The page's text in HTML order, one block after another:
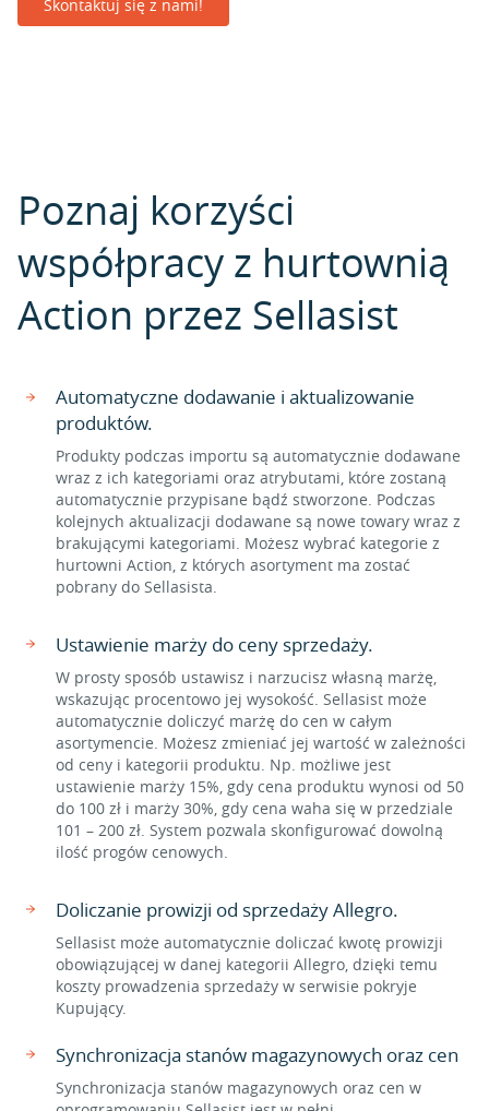
Skontaktuj się z nami!
Poznaj korzyści
współpracy z hurtownią
Action przez Sellasist
Automatyczne dodawanie i aktualizowanie
produktów.
Produkty podczas importu są automatycznie dodawane
wraz z ich kategoriami oraz atrybutami, które zostaną
automatycznie przypisane bądź stworzone. Podczas
kolejnych aktualizacji dodawane są nowe towary wraz z
brakującymi kategoriami. Możesz wybrać kategorie z
hurtowni Action, z których asortyment ma zostać
pobrany do Sellasista.
Ustawienie marży do ceny sprzedaży.
W prosty sposób ustawisz i narzucisz własną marżę,
wskazując procentowo jej wysokość. Sellasist może
automatycznie doliczyć marżę do cen w całym
asortymencie. Możesz zmieniać jej wartość w zależności
od ceny i kategorii produktu. Np. możliwe jest
ustawienie marży 15%, gdy cena produktu wynosi od 50
do 100 zł i marży 30%, gdy cena waha się w przedziale
101 – 200 zł. System pozwala skonfigurować dowolną
ilość progów cenowych.
Doliczanie prowizji od sprzedaży Allegro.
Sellasist może automatycznie doliczać kwotę prowizji
obowiązującej w danej kategorii Allegro, dzięki temu
koszty prowadzenia sprzedaży w serwisie pokryje
Kupujący.
Synchronizacja stanów magazynowych oraz cen
Synchronizacja stanów magazynowych oraz cen w